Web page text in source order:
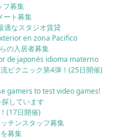
フ募集
ート募集
適なスタジオ賃貸
en zona Pacifico
の入居者募集
de japonés idioma materno
ピクニック第4弾！(25日開催)
gamers to test video games!
しています
(17日開催)
チンスタッフ募集
募集